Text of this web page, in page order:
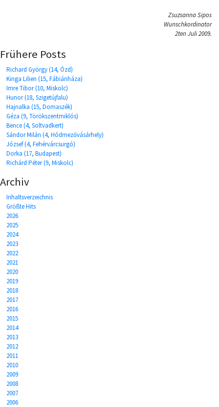
Zsuzsanna Sipos
Wunschkordinator
2ten Juli 2009.
Frühere Posts
Richard György (14, Ózd)
Kinga Lilien (15, Fábiánháza)
Imre Tibor (10, Miskolc)
Hunor (18, Szigetújfalu)
Hajnalka (15, Domaszék)
Géza (9, Törökszentmiklós)
Bence (4, Soltvadkert)
Sándor Milán (4, Hódmezővásárhely)
József (4, Fehérvárcsurgó)
Dorka (17, Budapest)
Richárd Péter (9, Miskolc)
Archiv
Inhaltsverzeichnis
Größte Hits
2026
2025
2024
2023
2022
2021
2020
2019
2018
2017
2016
2015
2014
2013
2012
2011
2010
2009
2008
2007
2006